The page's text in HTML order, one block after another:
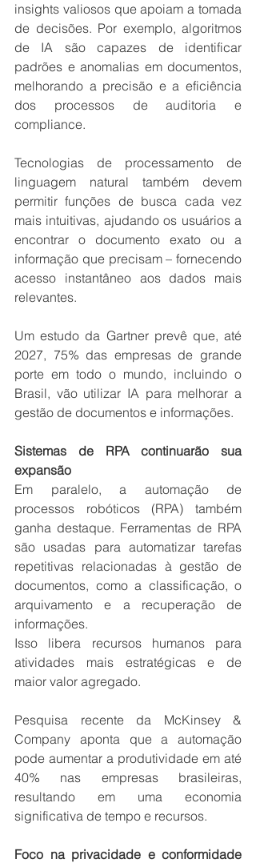
insights valiosos que apoiam a tomada
de decisões. Por exemplo, algoritmos
de IA são capazes de identificar
padrões e anomalias em documentos,
melhorando a precisão e a eficiência
dos processos de auditoria e
compliance.
Tecnologias de processamento de
linguagem natural também devem
permitir funções de busca cada vez
mais intuitivas, ajudando os usuários a
encontrar o documento exato ou a
informação que precisam – fornecendo
acesso instantâneo aos dados mais
relevantes.
Um estudo da Gartner prevê que, até
2027, 75% das empresas de grande
porte em todo o mundo, incluindo o
Brasil, vão utilizar IA para melhorar a
gestão de documentos e informações.
Sistemas de RPA continuarão sua
expansão
Em paralelo, a automação de
processos robóticos (RPA) também
ganha destaque. Ferramentas de RPA
são usadas para automatizar tarefas
repetitivas relacionadas à gestão de
documentos, como a classificação, o
arquivamento e a recuperação de
informações.
Isso libera recursos humanos para
atividades mais estratégicas e de
maior valor agregado.
Pesquisa recente da McKinsey &
Company aponta que a automação
pode aumentar a produtividade em até
40% nas empresas brasileiras,
resultando em uma economia
significativa de tempo e recursos.
Foco na privacidade e conformidade